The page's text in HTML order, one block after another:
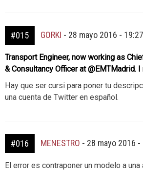
#015 GORKI - 28 mayo 2016 - 19:27
Transport Engineer, now working as
& Consultancy Officer at @EMTMadrid.
Hay que ser cursi para poner tu
una cuenta de Twitter en español.
#016 MENESTRO - 28 mayo 2016 -
El error es contraponer un modelo a